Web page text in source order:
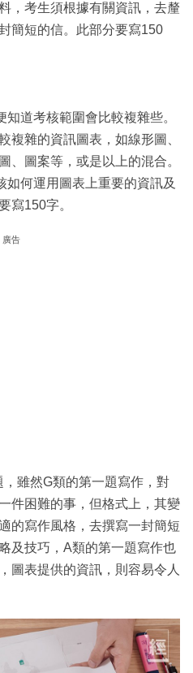
，考生須根據有關資訊，去釐
簡短的信。此部分要寫150
道考核範圍會比較複雜些。
複雜的資訊圖表，如線形圖、
、圖案等，或是以上的混合。
何運用圖表上重要的資訊及
寫150字。
廣告
雖然G類的第一題寫作，對
件困難的事，但格式上，其變
的寫作風格，去撰寫一封簡短
及技巧，A類的第一題寫作也
圖表提供的資訊，則容易令人